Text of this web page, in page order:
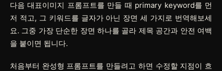
다음 대표이미지 프롬프트를 만들 때 primary keyword를 먼
저 적고, 그 키워드를 글자가 아닌 장면 세 가지로 번역해보세
요. 그중 가장 단순한 장면 하나를 골라 제목 공간과 안전 여백
을 붙이면 됩니다.
처음부터 완성형 프롬프트를 만들려고 하면 수정할 지점이 흐